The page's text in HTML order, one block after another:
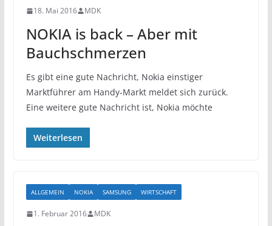
18. Mai 2016 MDK
NOKIA is back – Aber mit
Bauchschmerzen
Es gibt eine gute Nachricht, Nokia einstiger
Marktführer am Handy-Markt meldet sich zurück.
Eine weitere gute Nachricht ist, Nokia möchte
Weiterlesen
ALLGEMEIN NOKIA SAMSUNG WIRTSCHAFT
1. Februar 2016 MDK